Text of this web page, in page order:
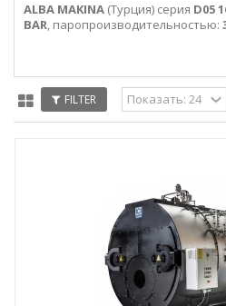
ALBA MAKINA (Турция) серия D05
BAR, паропроизводительностью:
FILTER